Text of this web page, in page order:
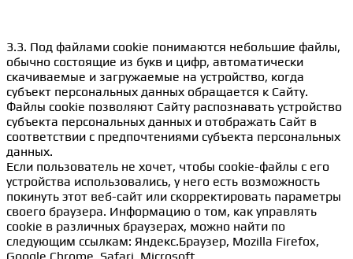
3.3. Под файлами cookie понимаются небольшие файлы,
обычно состоящие из букв и цифр, автоматически
скачиваемые и загружаемые на устройство, когда
субъект персональных данных обращается к Сайту.
Файлы cookie позволяют Сайту распознавать устройство
субъекта персональных данных и отображать Сайт в
соответствии с предпочтениями субъекта персональных
данных.
Если пользователь не хочет, чтобы cookie-файлы с его
устройства использовались, у него есть возможность
покинуть этот веб-сайт или скорректировать параметры
своего браузера. Информацию о том, как управлять
cookie в различных браузерах, можно найти по
следующим ссылкам: Яндекс.Браузер, Mozilla Firefox,